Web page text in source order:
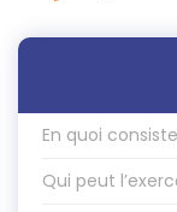
En quoi
Qui peut